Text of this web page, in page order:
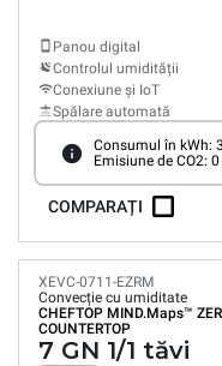
Panou digital
Controlul umidității
Conexiune și IoT
Spălare automată
Consumul în kWh:
Emisiune de CO2:
COMPARAȚI
XEVC-0711-EZRM
Convecție cu umiditate
CHEFTOP MIND.Maps™
COUNTERTOP
7 GN 1/1 tăvi